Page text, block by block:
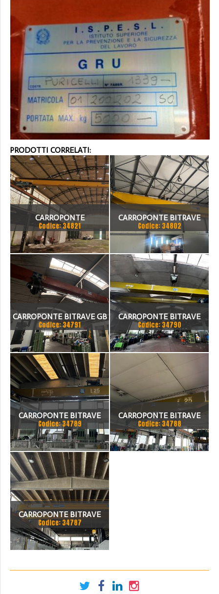
PRODOTTI CORRELATI:
CARROPONTE
MONOTRAVE DEMAG 5
TON SCARTAMENTO 16190
MM
Codice: 34821
CARROPONTE BITRAVE
MELONI 10 TON
SCARTAMENTO 18875 MM
ANNO 1980
Codice: 34802
CARROPONTE BITRAVE GB
8 TON SCARTAMENTO
17000 MM
Codice: 34791
CARROPONTE BITRAVE
MARTE 20 TON
SCARTAMENTO 17000 MM
ANNO 1997
Codice: 34790
CARROPONTE BITRAVE
MARTE 25 TON
SCARTAMENTO 16000 MM
Codice: 34789
CARROPONTE BITRAVE
MARTE 25 TON
SCARTAMENTO 14000 MM
Codice: 34788
CARROPONTE BITRAVE
SICC 30 TON
SCARTAMENTO 14000 MM
Codice: 34787